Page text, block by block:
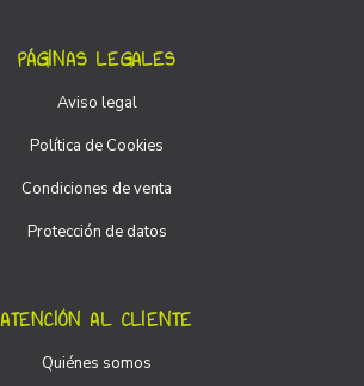
PÁGINAS LEGALES
Aviso legal
Política de Cookies
Condiciones de venta
Protección de datos
ATENCIÓN AL CLIENTE
Quiénes somos